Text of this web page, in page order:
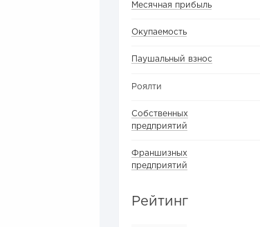
Месячная прибыль
Окупаемость
Паушальный взнос
Роялти
Собственных
предприятий
Франшизных
предприятий
Рейтинг